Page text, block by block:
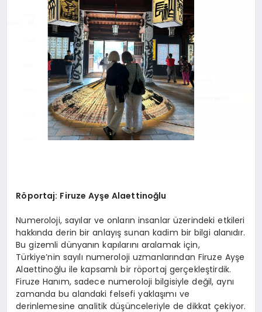
Röportaj: Firuze Ayşe Alaettinoğlu
Numeroloji, sayılar ve onların insanlar üzerindeki etkileri
hakkında derin bir anlayış sunan kadim bir bilgi alanıdır.
Bu gizemli dünyanın kapılarını aralamak için,
Türkiye’nin sayılı numeroloji uzmanlarından Firuze Ayşe
Alaettinoğlu ile kapsamlı bir röportaj gerçekleştirdik.
Firuze Hanım, sadece numeroloji bilgisiyle değil, aynı
zamanda bu alandaki felsefi yaklaşımı ve
derinlemesine analitik düşünceleriyle de dikkat çekiyor.